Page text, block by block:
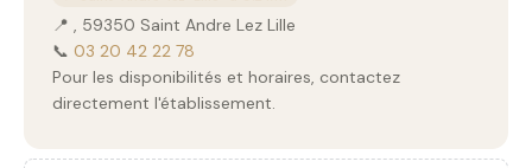
📍 , 59350 Saint Andre Lez Lille
📞 03 20 42 22 78
Pour les disponibilités et horaires, contactez
directement l'établissement.